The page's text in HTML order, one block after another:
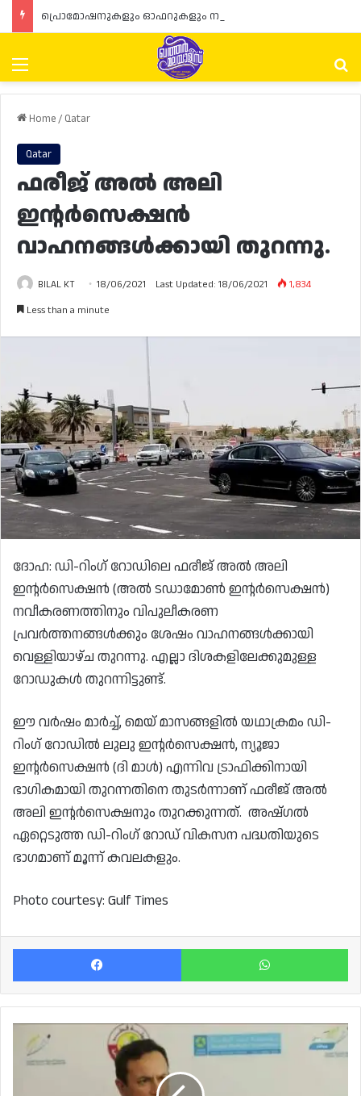
Menu
Home/ Qatar
Qatar
ഫരീജ് അൽ അലി
ഇന്റർസെക്ഷൻ
വാഹനങ്ങൾക്കായി തുറന്നു.
BILAL KT 18/06/2021 Last Updated: 18/06/2021
1,834
Less than a minute
ദോഹ: ഡി-റിംഗ് റോഡിലെ ഫരീജ് അൽ അലി
ഇന്റർസെക്ഷൻ (അൽ ടഡാമോൺ ഇന്റർസെക്ഷൻ)
നവീകരണത്തിനും വിപുലീകരണ
പ്രവർത്തനങ്ങൾക്കും ശേഷം വാഹനങ്ങൾക്കായി
വെള്ളിയാഴ്ച തുറന്നു. എല്ലാ ദിശകളിലേക്കുമുള്ള
റോഡുകൾ തുറന്നിട്ടുണ്ട്.
ഈ വർഷം മാർച്ച്, മെയ് മാസങ്ങളിൽ യഥാക്രമം ഡി-
റിംഗ് റോഡിൽ ലുലു ഇന്റർസെക്ഷൻ, ന്യൂജാ
ഇന്റർസെക്ഷൻ (ദി മാൾ) എന്നിവ ട്രാഫിക്കിനായി
ഭാഗികമായി തുറന്നതിനെ തുടർന്നാണ് ഫരീജ് അൽ
അലി ഇന്റർസെക്ഷനും തുറക്കുന്നത്. അഷ്ഗൽ
ഏറ്റെടുത്ത ഡി-റിംഗ് റോഡ് വികസന പദ്ധതിയുടെ
ഭാഗമാണ് മൂന്ന് കവലകളും.
Photo courtesy: Gulf Times
Facebook
ഖത്തറിൽ
കൊവിഡ്
മൂന്നാം